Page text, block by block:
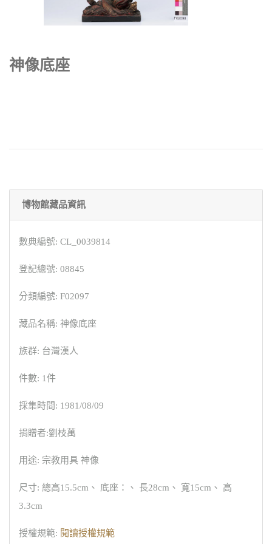
神像底座
博物館藏品資訊
數典編號: CL_0039814
登記總號: 08845
分類編號: F02097
藏品名稱: 神像底座
族群: 台灣漢人
件數: 1件
採集時間: 1981/08/09
捐贈者:劉枝萬
用途: 宗教用具 神像
尺寸: 總高15.5cm、 底座：、 長28cm、 寬15cm、 高
3.3cm
授權規範: 閱讀授權規範